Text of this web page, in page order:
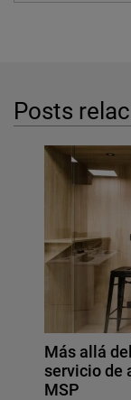
Posts
Más allá
servicio de
MSP